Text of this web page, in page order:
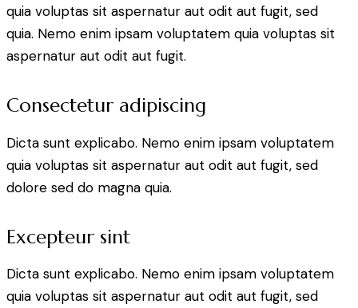
quia voluptas sit aspernatur aut odit aut fugit, sed
quia. Nemo enim ipsam voluptatem quia voluptas sit
aspernatur aut odit aut fugit.
Consectetur adipiscing
Dicta sunt explicabo. Nemo enim ipsam voluptatem
quia voluptas sit aspernatur aut odit aut fugit, sed
dolore sed do magna quia.
Excepteur sint
Dicta sunt explicabo. Nemo enim ipsam voluptatem
quia voluptas sit aspernatur aut odit aut fugit, sed